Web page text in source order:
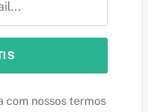
com nossos termos